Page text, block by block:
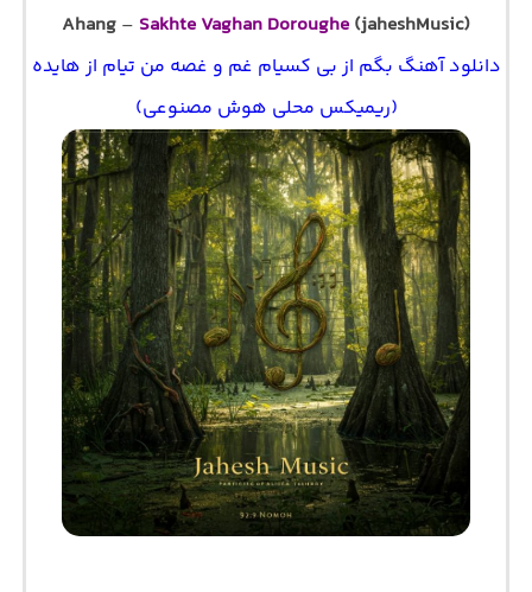
Ahang – Sakhte Vaghan Doroughe (jaheshMusic)
دانلود آهنگ بگم از بی کسیام غم و غصه من تیام از هایده
(ریمیکس محلی هوش مصنوعی)